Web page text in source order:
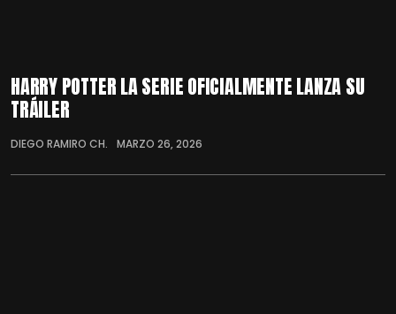
HARRY POTTER LA SERIE OFICIALMENTE LANZA SU
TRÁILER
DIEGO RAMIRO CH. MARZO 26, 2026